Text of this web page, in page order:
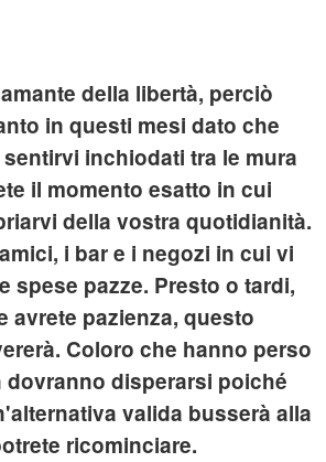
della libertà, perciò
in questi mesi dato che
inchiodati tra le mura
il momento esatto in cui
della vostra quotidianità.
i bar e i negozi in cui vi
spese pazze. Presto o tardi,
avrete pazienza, questo
Coloro che hanno perso
dovranno disperarsi poiché
valida busserà alla
ricominciare.